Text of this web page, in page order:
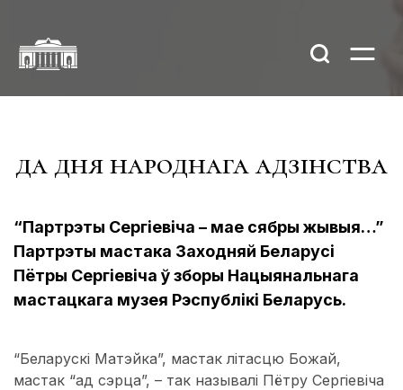
да дня народнага адзінства
“Партрэты Сергіевіча – мае сябры жывыя…”
Партрэты мастака Заходняй Беларусі
Пётры Сергіевіча ў зборы Нацыянальнага
мастацкага музея Рэспублікі Беларусь.
“Беларускі Матэйка”, мастак літасцю Божай,
мастак “ад сэрца”, – так называлі Пётру Сергіевіча